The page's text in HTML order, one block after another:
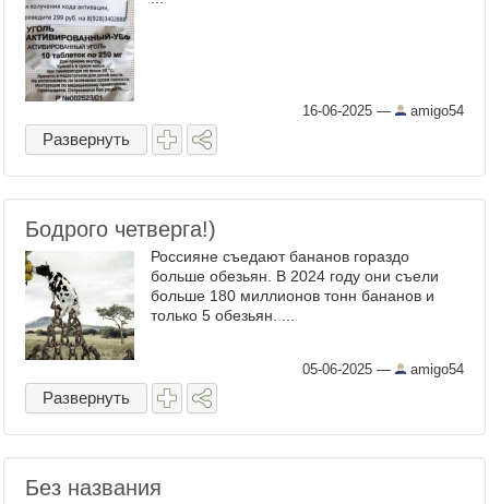
16-06-2025 — amigo54
Развернуть
Бодрого четверга!)
Россияне съедают бананов гораздо
больше обезьян. В 2024 году они съели
больше 180 миллионов тонн бананов и
только 5 обезьян. ...
05-06-2025 — amigo54
Развернуть
Без названия